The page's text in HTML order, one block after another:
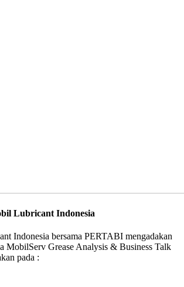
Lubricant Indonesia
Indonesia bersama PERTABI mengadakan
MobilServ Grease Analysis & Business Talk
pada :